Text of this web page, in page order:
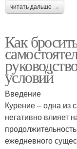
читать дальше →
Как
условий
Введение
Курение – одна из
негативно влияет
ежедневного